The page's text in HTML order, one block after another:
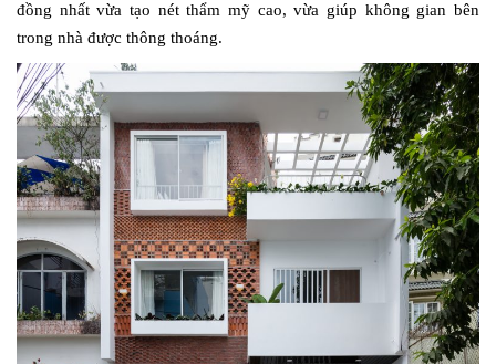
đồng nhất vừa tạo nét thẩm mỹ cao, vừa giúp không gian bên
trong nhà được thông thoáng.